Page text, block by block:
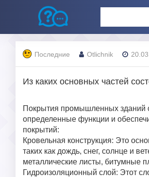
Последние Otlichnik
Из каких основных частей
Покрытия промышленных зданий
определенные функции и
покрытий:
Кровельная конструкция: Это
таких как дождь, снег, солнце и
металлические листы, битумные
Гидроизоляционный слой: Этот